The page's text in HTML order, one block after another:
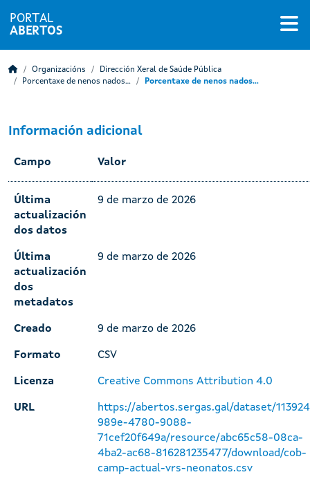
PORTAL
ABERTOS
Organizacións
Dirección Xeral de Saúde Pública
Porcentaxe de nenos nados...
Porcentaxe de nenos nados...
Información adicional
Campo Valor
Última
actualización
dos datos
9 de marzo de 2026
Última
actualización
dos
metadatos
9 de marzo de 2026
Creado 9 de marzo de 2026
Formato CSV
Licenza Creative Commons Attribution 4.0
URL
https://abertos.sergas.gal/dataset/
989e-4780-9088-
71cef20f649a/resource/abc65c58-08ca-
4ba2-ac68-816281235477/download/cob-
camp-actual-vrs-neonatos.csv